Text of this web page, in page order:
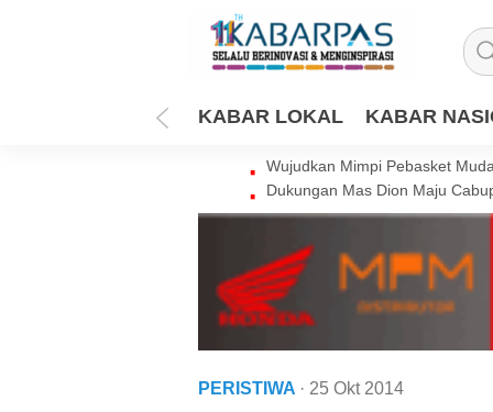
KABAR LOKAL KABAR
Wujudkan Mimpi Pebasket
Dukungan Mas Dion Maju
PERISTIWA · 25 Okt 2014